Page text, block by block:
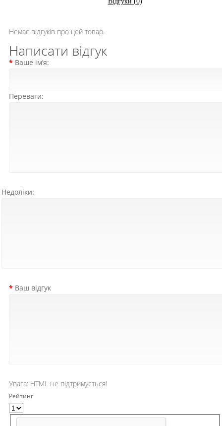
Немає відгуків про цей товар.
Написати відгук
Ваше ім’я:
Переваги:
Недоліки:
Ваш відгук
Увага: HTML не підтримується!
Рейтинг